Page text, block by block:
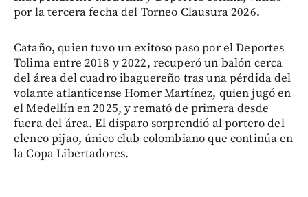
por la tercera fecha del Torneo Clausura 2026.
Cataño, quien tuvo un exitoso paso por el Deportes
Tolima entre 2018 y 2022, recuperó un balón cerca
del área del cuadro ibaguereño tras una pérdida del
volante atlanticense Homer Martínez, quien jugó en
el Medellín en 2025, y remató de primera desde
fuera del área. El disparo sorprendió al portero del
elenco pijao, único club colombiano que continúa en
la Copa Libertadores.